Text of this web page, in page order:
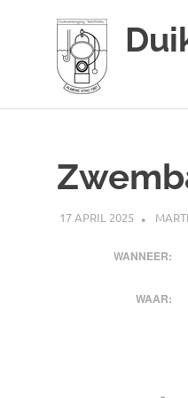
17 APRIL 2025
WANNEER:
WAAR: